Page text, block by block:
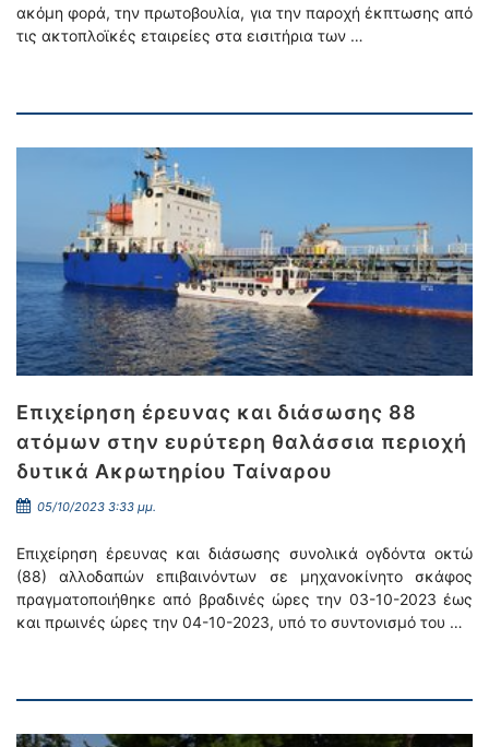
ακόμη φορά, την πρωτοβουλία, για την παροχή έκπτωσης από
τις ακτοπλοϊκές εταιρείες στα εισιτήρια των …
Επιχείρηση έρευνας και διάσωσης 88
ατόμων στην ευρύτερη θαλάσσια περιοχή
δυτικά Ακρωτηρίου Ταίναρου
05/10/2023 3:33 μμ.
Επιχείρηση έρευνας και διάσωσης συνολικά ογδόντα οκτώ
(88) αλλοδαπών επιβαινόντων σε μηχανοκίνητο σκάφος
πραγματοποιήθηκε από βραδινές ώρες την 03-10-2023 έως
και πρωινές ώρες την 04-10-2023, υπό το συντονισμό του …